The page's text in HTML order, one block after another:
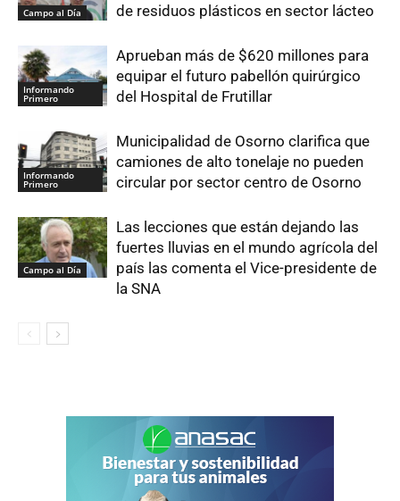
Campo al Día
de residuos plásticos en sector lácteo
Informando
Primero
Aprueban más de $620 millones para
equipar el futuro pabellón quirúrgico
del Hospital de Frutillar
Informando
Primero
Municipalidad de Osorno clarifica que
camiones de alto tonelaje no pueden
circular por sector centro de Osorno
Campo al Día
Las lecciones que están dejando las
fuertes lluvias en el mundo agrícola del
país las comenta el Vice-presidente de
la SNA